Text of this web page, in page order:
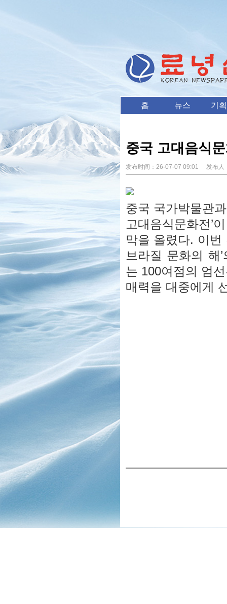
홈 뉴스 기획
중국 고대음식
发布时间： 26-07-07 09:01 发布人
중국 국가박물관
고대음식문화전’
막을 올렸다. 이번
브라질 문화의 해
는 100여점의 엄
매력을 대중에게